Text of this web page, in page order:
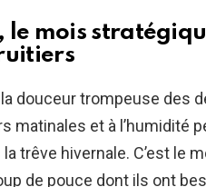
le mois
douceur trompeuse des
matinales et à l’humidité
trêve hivernale. C’est le
de pouce dont ils ont